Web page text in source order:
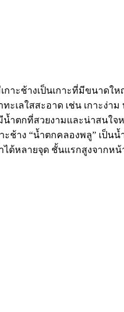
กาะช้างเป็นเกาะที่มีขนาดใ
เลใสสะอาด เช่น เกาะง่า
ำตกที่สวยงามและน่าสนใจ
าง “น้ำตกคลองพลู” เป็นน้
ด้หลายจุด ชั้นแรกสูงจากหน้